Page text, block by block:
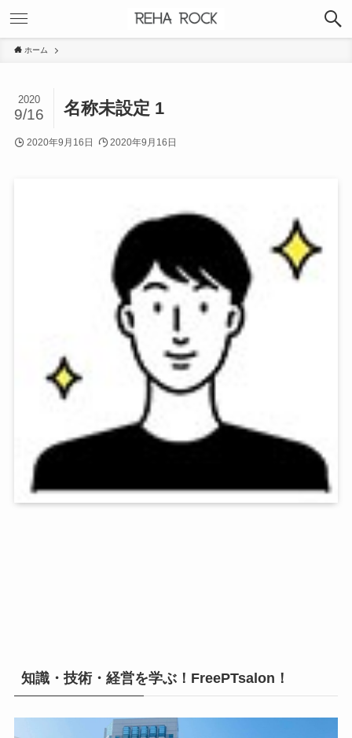
ホーム
名称未設定 1
2020
9/16
2020年9月16日 2020年9月16日
知識・技術・経営を学ぶ！FreePTsalon！